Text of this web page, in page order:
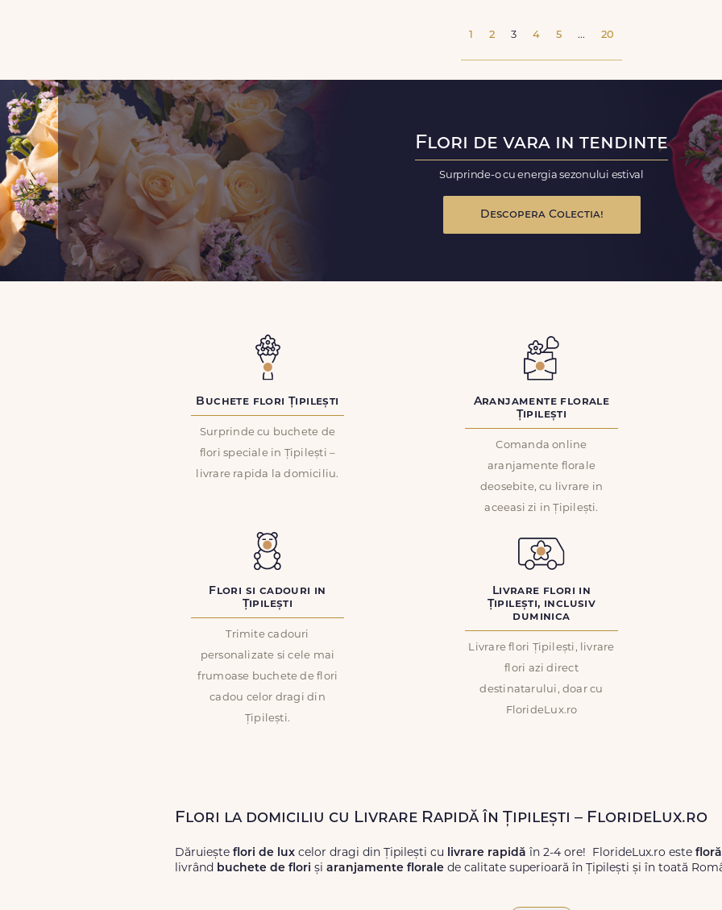
1 2 3 4 5 ... 20
Flori de vara in tendinte
Surprinde-o cu energia sezonului estival
Descopera Colectia!
Buchete flori Țipilești
Surprinde cu buchete de
flori speciale in Țipilești –
livrare rapida la domiciliu.
Aranjamente florale
Țipilești
Comanda online
aranjamente florale
deosebite, cu livrare in
aceeasi zi in Țipilești.
Flori si cadouri in
Țipilești
Trimite cadouri
personalizate si cele mai
frumoase buchete de flori
cadou celor dragi din
Țipilești.
Livrare flori in
Țipilești, inclusiv
duminica
Livrare flori Țipilești, livrare
flori azi direct
destinatarului, doar cu
FlorideLux.ro
Flori la domiciliu cu Livrare Rapidă în Țipilești – FlorideLux.ro
Dăruiește flori de lux celor dragi din Țipilești cu livrare rapidă în 2-4 ore! FlorideLux.ro este
livrând buchete de flori și aranjamente florale de calitate superioară în Țipilești și în toată